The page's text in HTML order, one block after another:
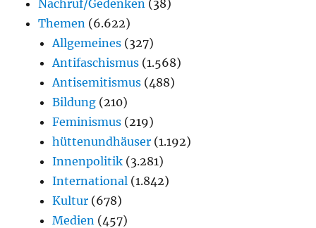
Nachruf/Gedenken (38)
Themen (6.622)
Allgemeines (327)
Antifaschismus (1.568)
Antisemitismus (488)
Bildung (210)
Feminismus (219)
hüttenundhäuser (1.192)
Innenpolitik (3.281)
International (1.842)
Kultur (678)
Medien (457)